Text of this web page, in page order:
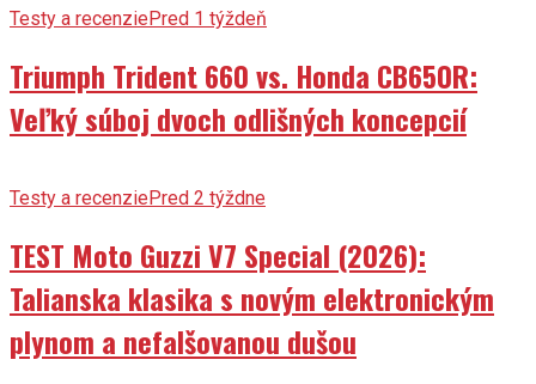
Testy a recenziePred 1 týždeň
Triumph Trident 660 vs. Honda CB650R:
Veľký súboj dvoch odlišných koncepcií
Testy a recenziePred 2 týždne
TEST Moto Guzzi V7 Special (2026):
Talianska klasika s novým elektronickým
plynom a nefalšovanou dušou